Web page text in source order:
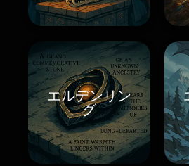
エルデンリン
グ